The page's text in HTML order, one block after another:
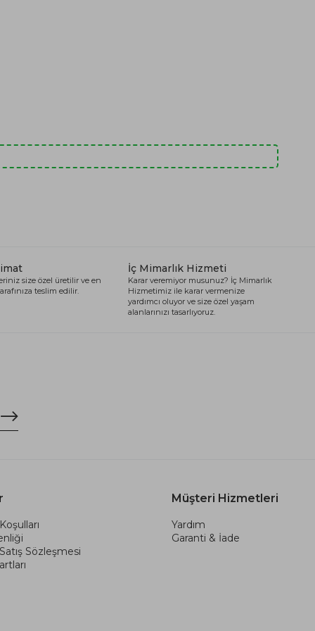
size özel üretilir ve en
teslim edilir.
İç Mimarlık Hizmeti
Karar veremiyor musunuz? İç Mimarlık
Hizmetimiz ile karar vermenize
yardımcı oluyor ve size özel yaşam
alanlarınızı tasarlıyoruz.
Sözleşmesi
Müşteri Hizmetleri
Yardım
Garanti & İade